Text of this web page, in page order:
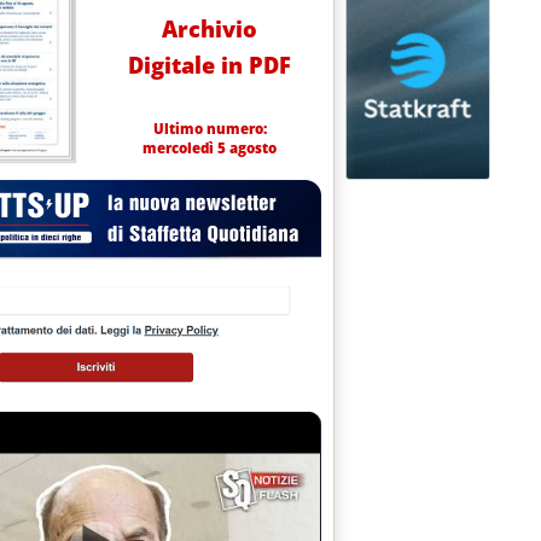
Archivio
Digitale in PDF
Ultimo numero:
mercoledì 5 agosto